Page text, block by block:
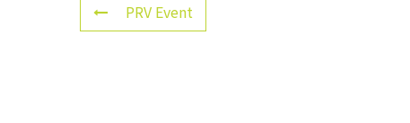
PRV Event